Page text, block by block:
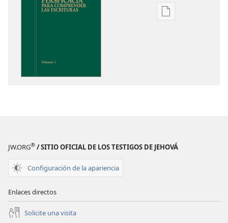
Opciones
JW.ORG® / SITIO OFICIAL DE LOS TESTIGOS DE JEHOVÁ
Configuración de la apariencia
Enlaces directos
Solicite una visita